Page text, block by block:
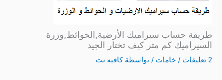
طريقة حساب سيراميك الأرضية,الحوائط,وزرة
السيراميك كم متر كيف تختار الجيد
2 تعليقات / خامات / بواسطة كافيه نت